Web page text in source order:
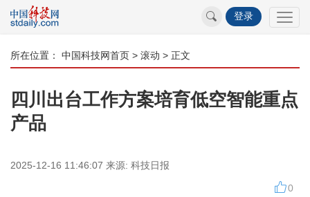
登录
所在位置： 中国科技网首页 > 滚动 > 正文
四川出台工作方案培育低空智能重点
产品
2025-12-16 11:46:07 来源: 科技日报
0